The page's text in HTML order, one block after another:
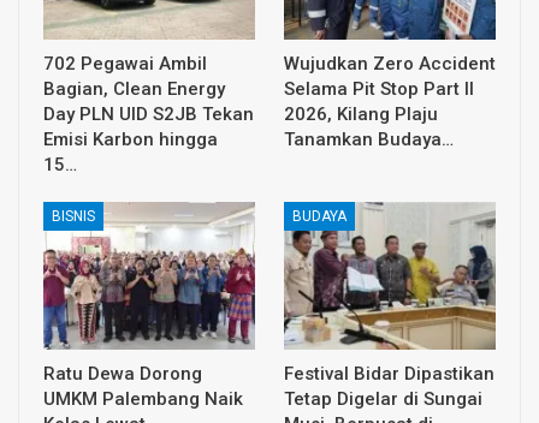
702 Pegawai Ambil
Bagian, Clean Energy
Day PLN UID S2JB Tekan
Emisi Karbon hingga
15…
Wujudkan Zero Accident
Selama Pit Stop Part II
2026, Kilang Plaju
Tanamkan Budaya…
BISNIS
Ratu Dewa Dorong
UMKM Palembang Naik
BUDAYA
Festival Bidar Dipastikan
Tetap Digelar di Sungai